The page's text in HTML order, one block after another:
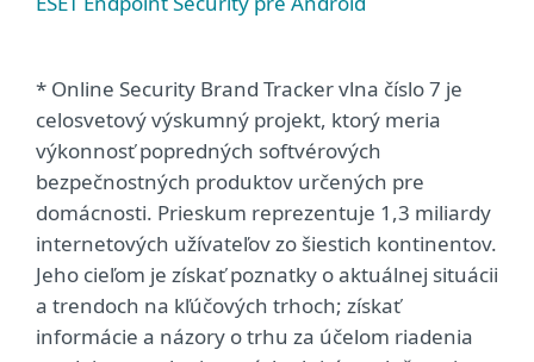
* Online Security Brand Tracker vlna číslo 7 je
celosvetový výskumný projekt, ktorý meria
výkonnosť popredných softvérových
bezpečnostných produktov určených pre
domácnosti. Prieskum reprezentuje 1,3 miliardy
internetových užívateľov zo šiestich kontinentov.
Jeho cieľom je získať poznatky o aktuálnej situácii
a trendoch na kľúčových trhoch; získať
informácie a názory o trhu za účelom riadenia